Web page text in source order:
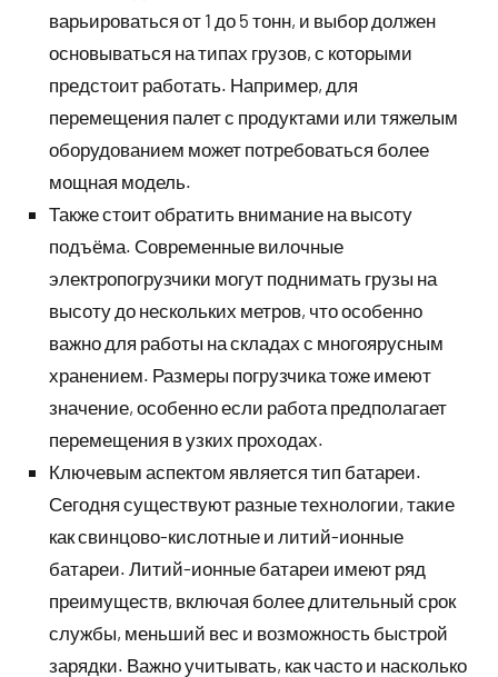
варьироваться от 1 до 5 тонн, и выбор должен
основываться на типах грузов, с которыми
предстоит работать. Например, для
перемещения палет с продуктами или тяжелым
оборудованием может потребоваться более
мощная модель.
Также стоит обратить внимание на высоту
подъёма. Современные вилочные
электропогрузчики могут поднимать грузы на
высоту до нескольких метров, что особенно
важно для работы на складах с многоярусным
хранением. Размеры погрузчика тоже имеют
значение, особенно если работа предполагает
перемещения в узких проходах.
Ключевым аспектом является тип батареи.
Сегодня существуют разные технологии, такие
как свинцово-кислотные и литий-ионные
батареи. Литий-ионные батареи имеют ряд
преимуществ, включая более длительный срок
службы, меньший вес и возможность быстрой
зарядки. Важно учитывать, как часто и насколько